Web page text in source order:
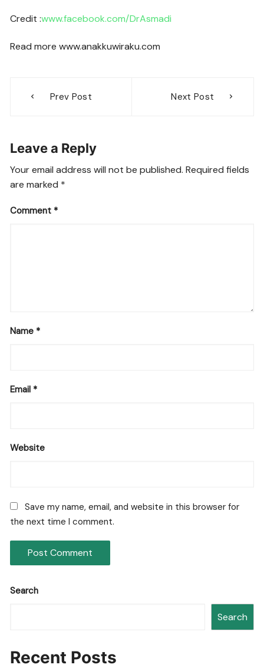
Credit :www.facebook.com/DrAsmadi
Read more www.anakkuwiraku.com
navigation
Prev Post Next Post
Leave a Reply
Your email address will not be published. Required fields
are marked *
Comment *
Name *
Email *
Website
Save my name, email, and website in this browser for
the next time I comment.
Search
Search
Recent Posts